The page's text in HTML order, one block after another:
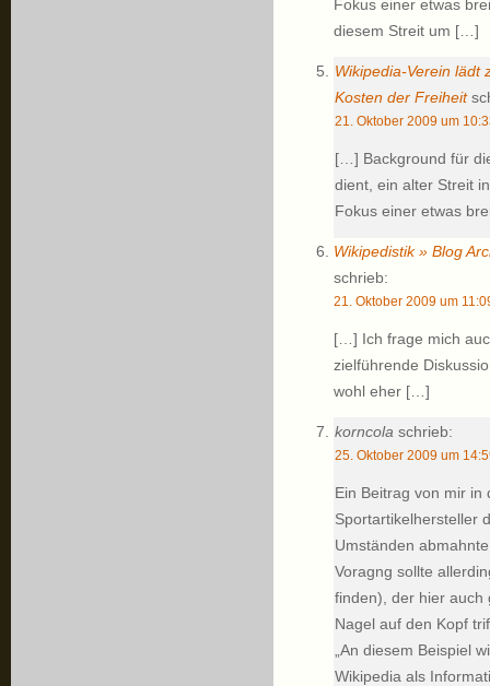
Fokus einer etwas
diesem Streit um […]
Wikipedia-Verein lädt
Kosten der Freiheit
21. Oktober 2009 um
[…] Background für
dient, ein alter Streit
Fokus einer etwas
Wikipedistik » Blog
schrieb:
21. Oktober 2009 um
[…] Ich frage mich
zielführende
wohl eher […]
korncola schrieb:
25. Oktober 2009 um
Ein Beitrag von mir in
Sportartikelhersteller
Umständen
Voragng sollte
finden), der hier auch
Nagel auf den Kopf
„An diesem Beispiel
Wikipedia als